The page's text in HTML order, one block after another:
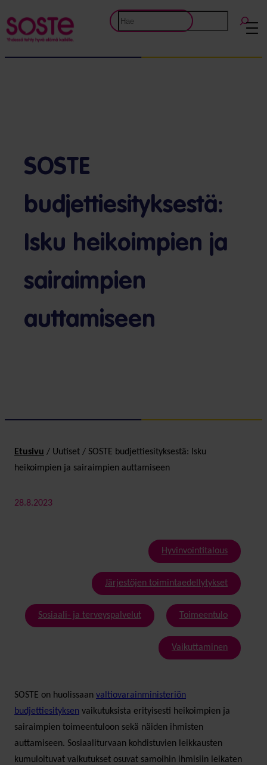
Etsi
SOSTE
budjettiesityksestä:
Isku heikoimpien ja
sairaimpien
auttamiseen
Etusivu / Uutiset / SOSTE budjettiesityksestä: Isku
heikoimpien ja sairaimpien auttamiseen
28.8.2023
Hyvinvointitalous
Järjestöjen toimintaedellytykset
Sosiaali- ja terveyspalvelut Toimeentulo
Vaikuttaminen
SOSTE on huolissaan valtiovarainministeriön
budjettiesityksen vaikutuksista erityisesti heikoimpien ja
sairaimpien toimeentuloon sekä näiden ihmisten
auttamiseen. Sosiaaliturvaan kohdistuvien leikkausten
kumuloituvat vaikutukset osuvat samoihin ihmisiin leikaten